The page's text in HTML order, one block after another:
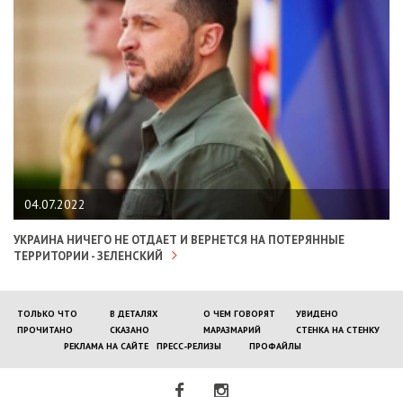
04.07.2022
УКРАИНА НИЧЕГО НЕ ОТДАЕТ И ВЕРНЕТСЯ НА ПОТЕРЯННЫЕ
ТЕРРИТОРИИ - ЗЕЛЕНСКИЙ
ТОЛЬКО ЧТО В ДЕТАЛЯХ О ЧЕМ ГОВОРЯТ
УВИДЕНО
ПРОЧИТАНО
СКАЗАНО МАРАЗМАРИЙ
СТЕНКА НА СТЕНКУ
РЕКЛАМА НА САЙТЕ
ПРЕСС-РЕЛИЗЫ ПРОФАЙЛЫ